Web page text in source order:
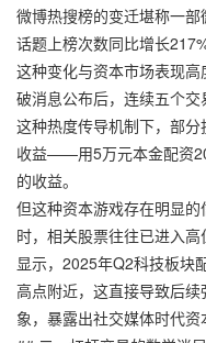
微博热搜榜的变迁堪称一
话题上榜次数同比增长
这种变化与资本市场表现
破消息公布后，连续五个交
这种热度传导机制下，部
收益——用5万元本金配资
的收益。
但这种资本游戏存在明显
时，相关股票往往已进入
显示，2025年Q2科技板块
高点附近，这直接导致后
象，暴露出社交媒体时代资